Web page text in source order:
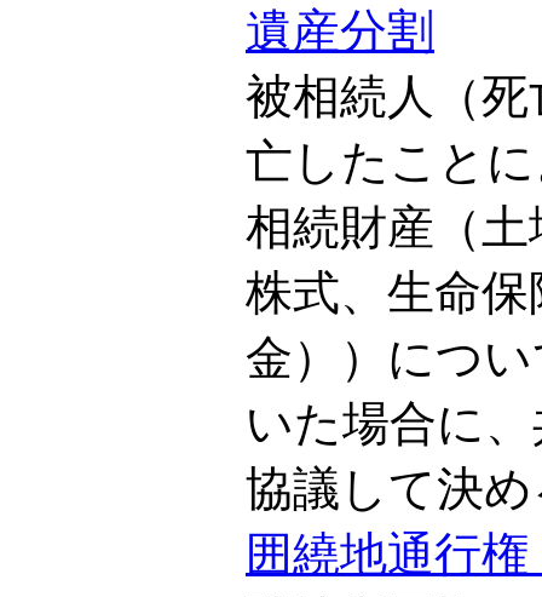
遺産分割
被相続人（
亡したこと
相続財産（
株式、生命
金））につ
いた場合に
協議して決
囲繞地通行